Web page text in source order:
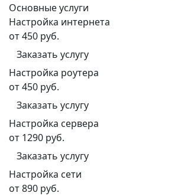
Основные услуги
Настройка интернета
от 450 руб.
Заказать услугу
Настройка роутера
от 450 руб.
Заказать услугу
Настройка сервера
от 1290 руб.
Заказать услугу
Настройка сети
от 890 руб.